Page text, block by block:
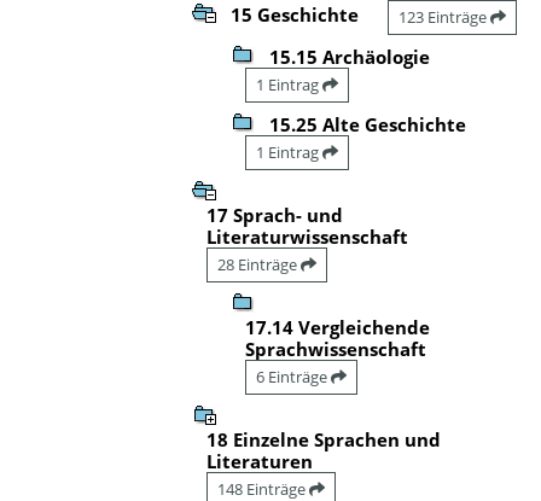
15 Geschichte 123 Einträge
15.15 Archäologie
1 Eintrag
15.25 Alte Geschichte
1 Eintrag
17 Sprach- und
Literaturwissenschaft
28 Einträge
17.14 Vergleichende
Sprachwissenschaft
6 Einträge
18 Einzelne Sprachen und
Literaturen
148 Einträge